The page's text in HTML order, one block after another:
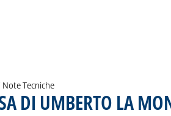
Note Tecniche
DI UMBERTO LA